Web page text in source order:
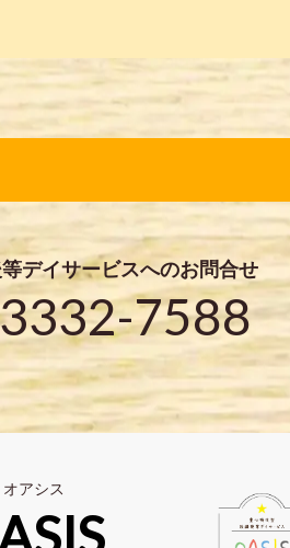
デイサービスへのお問合せ
7588
ス